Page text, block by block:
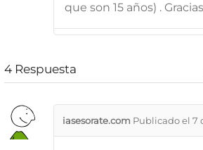
que son 15 años) .
4 Respuesta
iasesorate.com Publicado el 7